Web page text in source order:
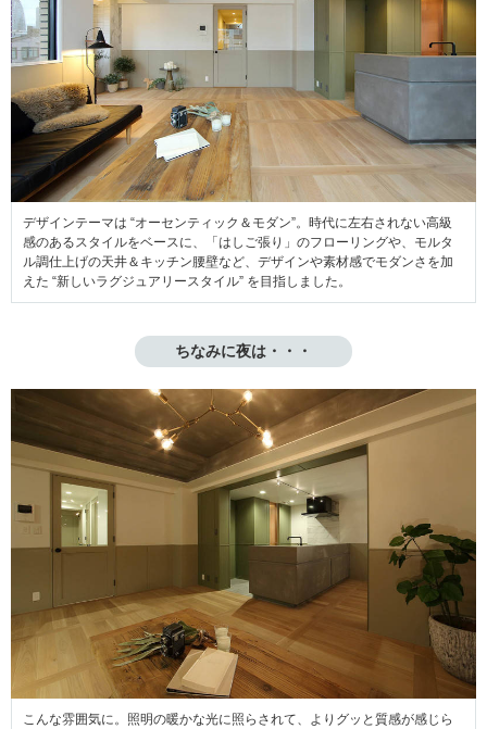
デザインテーマは “オーセンティック＆モダン”。時代に左右されない高級
感のあるスタイルをベースに、「はしご張り」のフローリングや、モルタ
ル調仕上げの天井＆キッチン腰壁など、デザインや素材感でモダンさを加
えた “新しいラグジュアリースタイル” を目指しました。
ちなみに夜は・・・
こんな雰囲気に。照明の暖かな光に照らされて、よりグッと質感が感じら